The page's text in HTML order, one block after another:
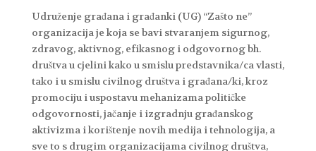
Udruženje građana i građanki (UG) “Zašto ne”
organizacija je koja se bavi stvaranjem sigurnog,
zdravog, aktivnog, efikasnog i odgovornog bh.
društva u cjelini kako u smislu predstavnika/ca vlasti,
tako i u smislu civilnog društva i građana/ki, kroz
promociju i uspostavu mehanizama političke
odgovornosti, jačanje i izgradnju građanskog
aktivizma i korištenje novih medija i tehnologija, a
sve to s drugim organizacijama civilnog društva,